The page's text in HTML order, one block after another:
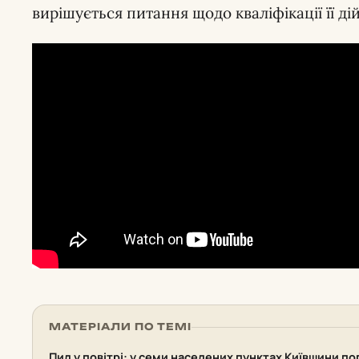
вирішується питання щодо кваліфікації її
МАТЕРІАЛИ ПО ТЕМІ